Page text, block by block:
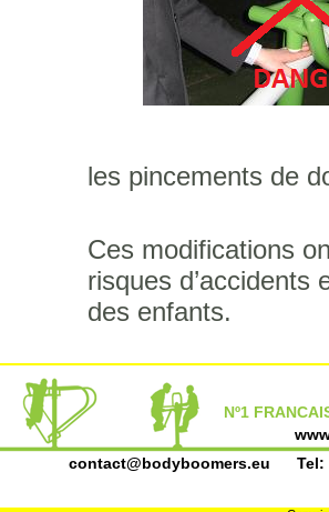
les pincements de
Ces modifications
risques d’accidents
des enfants.
Nº1
contact@bodyboomers.eu Tel: